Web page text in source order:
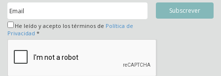
He leído y acepto los términos de Política de
Privacidad *